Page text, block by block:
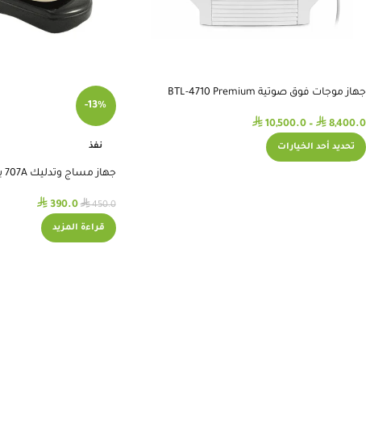
جهاز موجات فوق صوتية BTL-4710 Premium
⃁ 8,400.0
–
⃁ 10,500.0
تحديد أحد الخيارات
-13%
نفذ
جهاز مساج وتدليك 707A ياباني
⃁450.0
⃁390.0
قراءة المزيد